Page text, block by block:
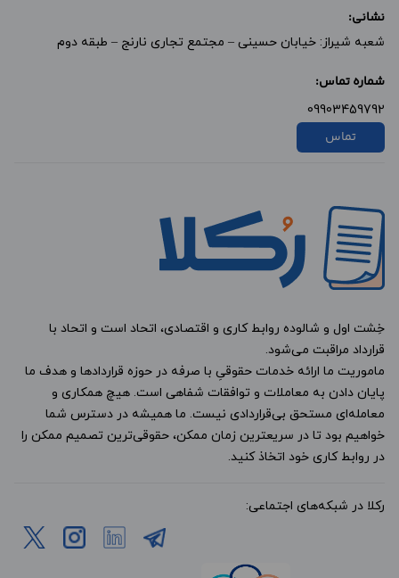
نشانی:
شعبه شیراز: خیابان حسینی – مجتمع تجاری نارنج – طبقه دوم
شماره تماس:
09903459792
تماس
خِشت اول و شالوده روابط کاری و اقتصادی، اتحاد است و اتحاد با
قرارداد مراقبت می‌شود.
ماموریت ما ارائه خدمات حقوقیِ با صرفه در حوزه قراردادها و هدف ما
پایان دادن به معاملات و توافقات شفاهی است. هیچ همکاری و
معامله‌ای مستحق بی‌قراردادی نیست. ما همیشه در دسترس شما
خواهیم بود تا در سریعترین زمان ممکن، حقوقی‌ترین تصمیم ممکن را
در روابط کاری خود اتخاذ کنید.
رکلا در شبکه‌های اجتماعی: